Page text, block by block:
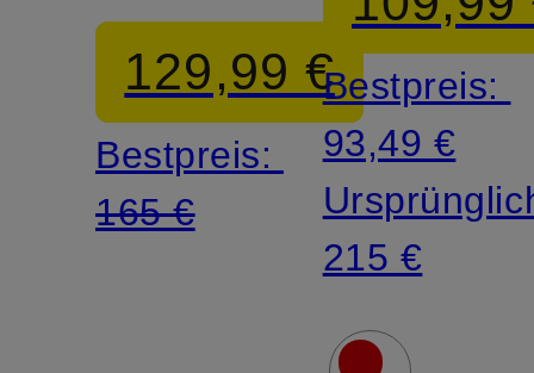
mit 3/4-
Arm
129,99 €
Bestpreis:
165 €
Bestpreis:
93,49 €
215 €